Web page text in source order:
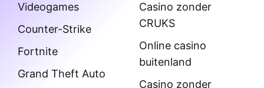
Videogames
Counter-Strike
Fortnite
Grand Theft Auto
Casino zonder
CRUKS
Online casino
buitenland
Casino zonder